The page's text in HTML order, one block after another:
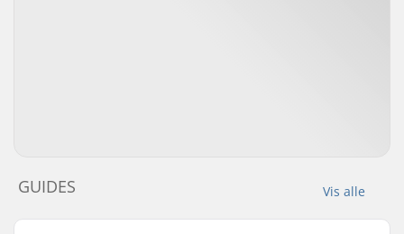
Vis alle
GUIDES